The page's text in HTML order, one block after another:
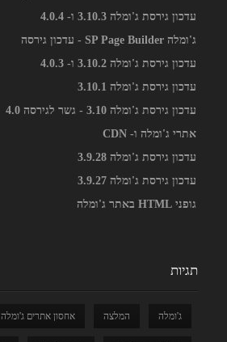
עדכון גירסת ג'ומלה 3.10.3 ו- 4.0.4
ג'ומלה SP Page Builder - עדכון גירסה
עדכון גירסת ג'ומלה 3.10.2 ו- 4.0.3
עדכון גירסת ג'ומלה 3.10.1
עדכון גירסת ג'ומלה 3.10 - גשר לגירסה 4.0
אתרי ג'ומלה ו- CDN
עדכון גירסת ג'ומלה 3.9.28
עדכון גירסת ג'ומלה 3.9.27
גופני HTML באתר ג'ומלה
תגיות
ג'ומלה המלצה אחסון אתרים ג'ומלה